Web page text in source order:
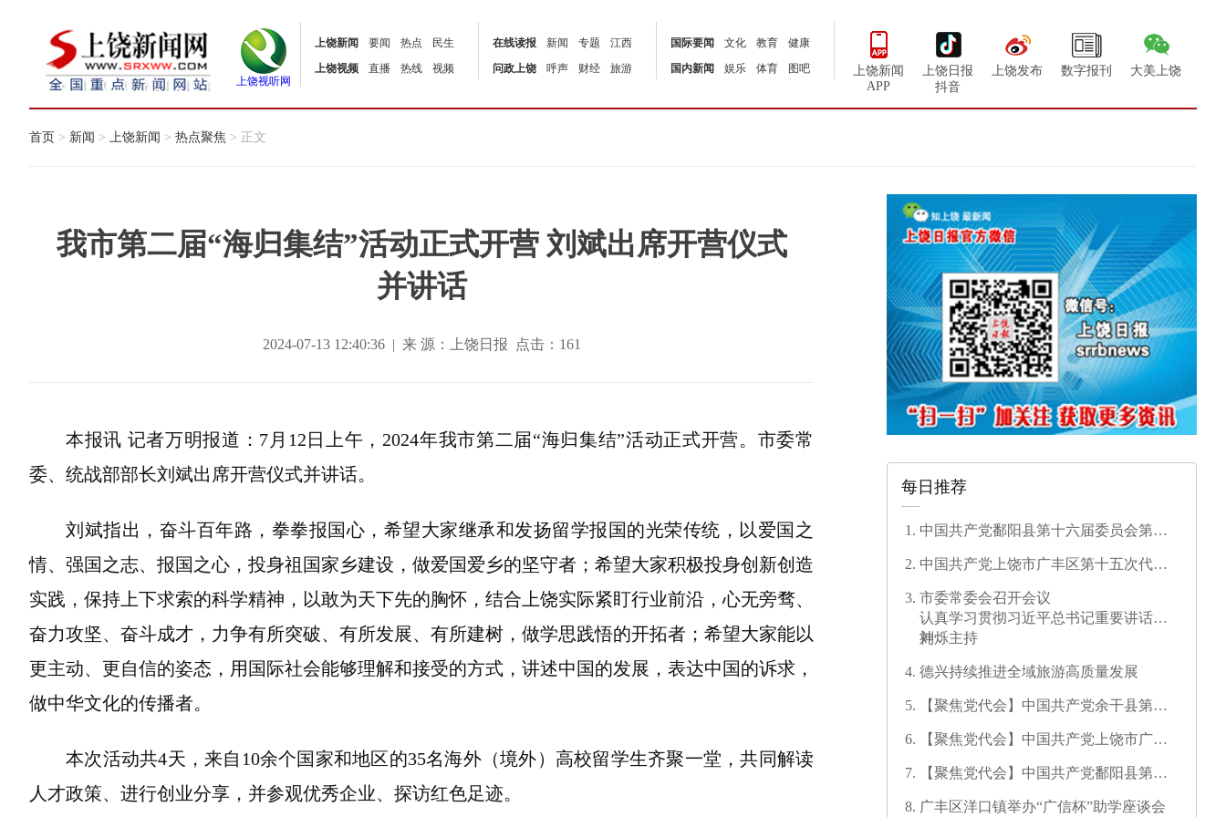
上饶视听网
上饶新闻 要闻 热点
民生
上饶视频
直播 热线 视频
在线读报 新闻 专题
江西
问政上饶
呼声 财经 旅游
国际要闻 文化 教育
健康
国内新闻
娱乐 体育 图吧
上饶新闻
APP
上饶日报
抖音
上饶发布 数字报刊 大美上饶
首页 > 新闻 > 上饶新闻 > 热点聚焦 > 正文
我市第二届“海归集结”活动正式开营 刘斌出席开营仪式
并讲话
2024-07-13 12:40:36 | 来 源：上饶日报 点击： 161
本报讯 记者万明报道：7月12日上午，2024年我市第二届“海归集结”活动正式开营。市委常
委、统战部部长刘斌出席开营仪式并讲话。
刘斌指出，奋斗百年路，拳拳报国心，希望大家继承和发扬留学报国的光荣传统，以爱国之
情、强国之志、报国之心，投身祖国家乡建设，做爱国爱乡的坚守者；希望大家积极投身创新创造
实践，保持上下求索的科学精神，以敢为天下先的胸怀，结合上饶实际紧盯行业前沿，心无旁骛、
奋力攻坚、奋斗成才，力争有所突破、有所发展、有所建树，做学思践悟的开拓者；希望大家能以
更主动、更自信的姿态，用国际社会能够理解和接受的方式，讲述中国的发展，表达中国的诉求，
做中华文化的传播者。
本次活动共4天，来自10余个国家和地区的35名海外（境外）高校留学生齐聚一堂，共同解读
人才政策、进行创业分享，并参观优秀企业、探访红色足迹。
每日推荐
中国共产党鄱阳县第十六届委员会第一
中国共产党上饶市广丰区第十五次代表
市委常委会召开会议
认真学习贯彻习近平总书记重要讲话精
神
刘烁主持
德兴持续推进全域旅游高质量发展
【聚焦党代会】中国共产党余干县第十
【聚焦党代会】中国共产党上饶市广信
【聚焦党代会】中国共产党鄱阳县第十
广丰区洋口镇举办“广信杯”助学座谈会